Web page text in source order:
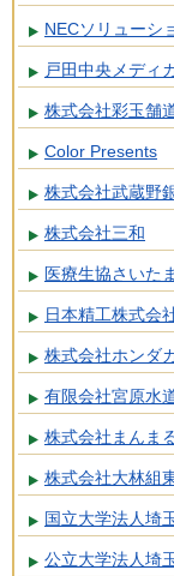
NECソリューシ
戸田中央メディ
株式会社彩玉舗
Color Presents
株式会社武蔵野
株式会社三和
医療生協さいた
日本精工株式会
株式会社ホンダ
有限会社宮原水
株式会社まんま
株式会社大林組
国立大学法人埼
公立大学法人埼